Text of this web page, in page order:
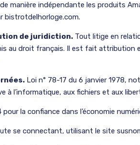
manière indépendante les produits
bistrotdelhorloge.com.
de juridiction. Tout litige en
au droit français. Il est fait attribution
Loi n° 78-17 du 6 janvier 1978,
à l’informatique, aux fichiers et aux
la confiance dans l’économie
se connectant, utilisant le site